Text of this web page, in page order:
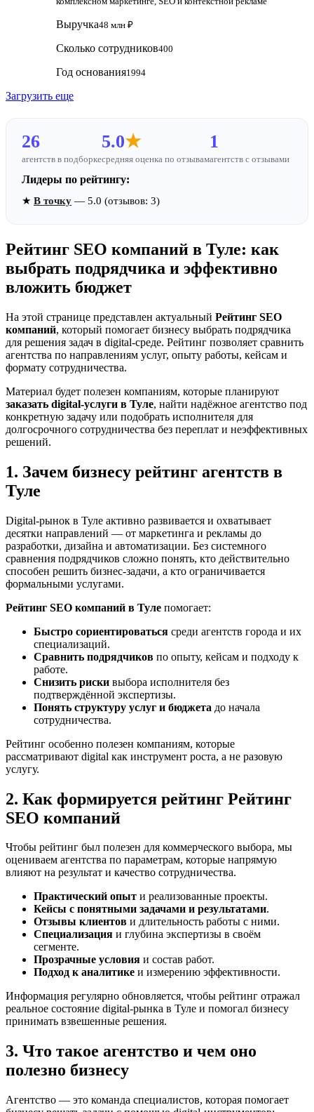
Выручка48 млн ₽
Сколько сотрудников400
Год основания1994
Загрузить еще
26
агентств в подборке
5.0★
средняя оценка по отзывам
1
агентств с отзывами
Лидеры по рейтингу:
★ В точку — 5.0 (отзывов: 3)
Рейтинг SEO компаний в Туле: как
выбрать подрядчика и эффективно
вложить бюджет
На этой странице представлен актуальный Рейтинг SEO
компаний, который помогает бизнесу выбрать подрядчика
для решения задач в digital-среде. Рейтинг позволяет сравнить
агентства по направлениям услуг, опыту работы, кейсам и
формату сотрудничества.
Материал будет полезен компаниям, которые планируют
заказать digital-услуги в Туле, найти надёжное агентство под
конкретную задачу или подобрать исполнителя для
долгосрочного сотрудничества без переплат и неэффективных
решений.
1. Зачем бизнесу рейтинг агентств в
Туле
Digital-рынок в Туле активно развивается и охватывает
десятки направлений — от маркетинга и рекламы до
разработки, дизайна и автоматизации. Без системного
сравнения подрядчиков сложно понять, кто действительно
способен решить бизнес-задачи, а кто ограничивается
формальными услугами.
Рейтинг SEO компаний в Туле помогает:
Быстро сориентироваться среди агентств города и их
специализаций.
Сравнить подрядчиков по опыту, кейсам и подходу к
работе.
Снизить риски выбора исполнителя без
подтверждённой экспертизы.
Понять структуру услуг и бюджета до начала
сотрудничества.
Рейтинг особенно полезен компаниям, которые
рассматривают digital как инструмент роста, а не разовую
услугу.
2. Как формируется рейтинг Рейтинг
SEO компаний
Чтобы рейтинг был полезен для коммерческого выбора, мы
оцениваем агентства по параметрам, которые напрямую
влияют на результат и качество сотрудничества.
Практический опыт и реализованные проекты.
Кейсы с понятными задачами и результатами.
Отзывы клиентов и длительность работы с ними.
Специализация и глубина экспертизы в своём
сегменте.
Прозрачные условия и состав работ.
Подход к аналитике и измерению эффективности.
Информация регулярно обновляется, чтобы рейтинг отражал
реальное состояние digital-рынка в Туле и помогал бизнесу
принимать взвешенные решения.
3. Что такое агентство и чем оно
полезно бизнесу
Агентство — это команда специалистов, которая помогает